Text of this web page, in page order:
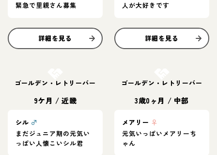
緊急で里親さん募集
詳細を見る
人が大好きです
詳細を見る
ゴールデン・レトリーバー
9ケ月 /近畿
シル ♂
まだジュニア期の元気い
っぱい人懐こいシル君
ゴールデン・レトリーバー
3歳0ヶ月 / 中部
メアリー ♀
元気いっぱいメアリーち
ゃん